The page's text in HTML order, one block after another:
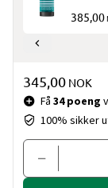
385,00
Pris og
Få 34 poeng
100% sikker
345,00 NOK